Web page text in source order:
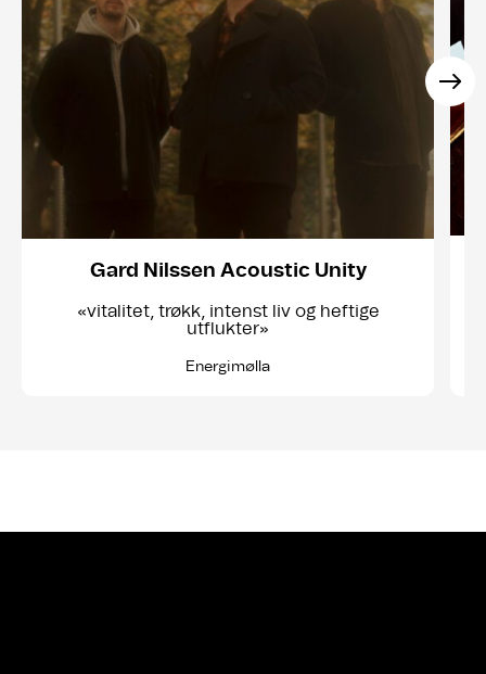
Gard Nilssen Acoustic Unity
«vitalitet, trøkk, intenst liv og heftige
utflukter»
Energimølla